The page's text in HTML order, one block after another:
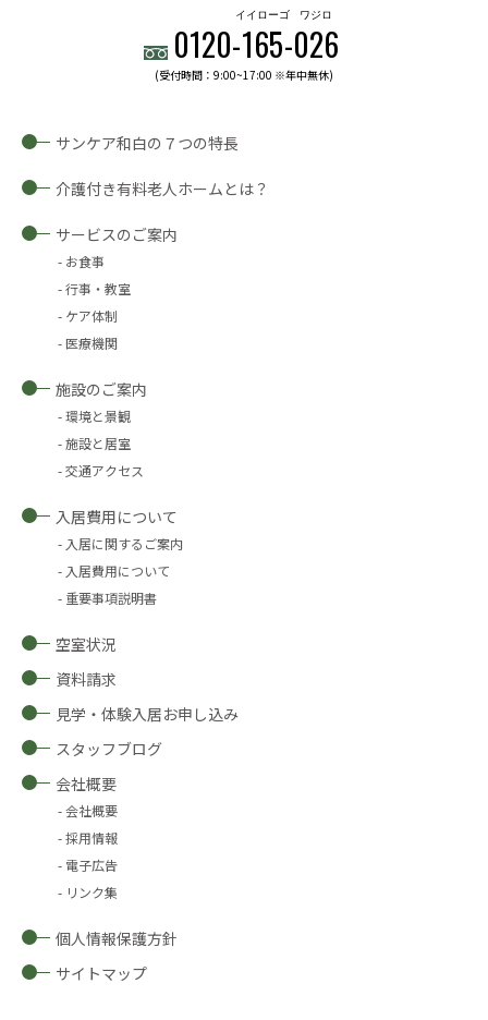
0120-165
イイローゴ
-026
ワジロ
(受付時間：9:00~17:00 ※年中無休)
サンケア和白の７つの特長
介護付き有料老人ホームとは？
サービスのご案内
お食事
行事・教室
ケア体制
医療機関
施設のご案内
環境と景観
施設と居室
交通アクセス
入居費用について
入居に関するご案内
入居費用について
重要事項説明書
空室状況
資料請求
見学・体験入居お申し込み
スタッフブログ
会社概要
会社概要
採用情報
電子広告
リンク集
個人情報保護方針
サイトマップ